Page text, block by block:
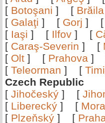
[ Botoşani ] [ Brăila
[ Galaţi ] [ Gorj ] [
[ Iaşi ] [ Ilfov ] [
[ Caraş-Severin ] [
[ Olt ] [ Prahova ]
[ Teleorman ] [
Czech Republic
[ Jihočeský ] [
[ Liberecký ] [
[ Plzeňský ] [